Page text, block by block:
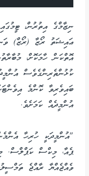
ނިޒާމްގެ އިތުރުން،
ޢައިޝަތު ރޯޒާ (ރޯޒް)
އޮތްކަން ހާމަކޮށް،
ކުޅުންތެރިންގެވެސް
ބައިވެރިވާ ކޮންމެ
އުންމީދެއް ކަމަށެވެ.
ޕެއާ، މިކްސް ކަޕްލްސް.
ވެއްޖެއްޔާ ރާއްޖެ